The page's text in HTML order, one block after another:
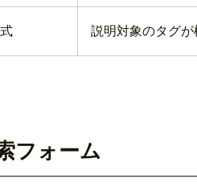
説明対象のタグが
フォーム